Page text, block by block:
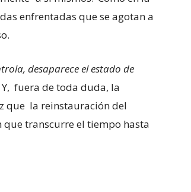
enfrentadas que se agotan a
desaparece el estado de
fuera de toda duda, la
que la reinstauración del
que transcurre el tiempo hasta